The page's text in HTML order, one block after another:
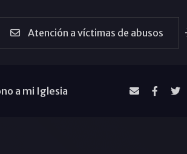
Atención a víctimas de abusos
a mi Iglesia